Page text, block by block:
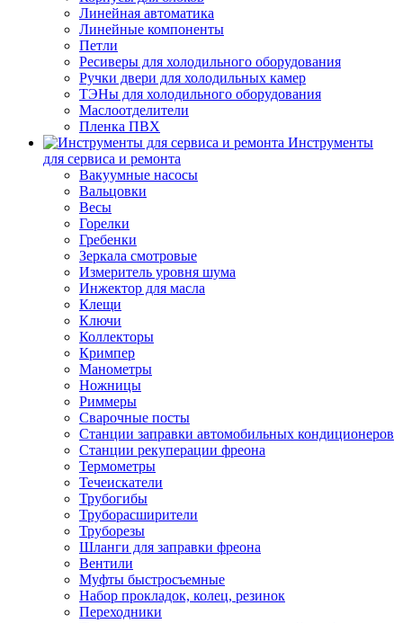
Линейная автоматика
Линейные компоненты
Петли
Ресиверы для холодильного оборудования
Ручки двери для холодильных камер
ТЭНы для холодильного оборудования
Маслоотделители
Пленка ПВХ
Инструменты
для сервиса и ремонта
Вакуумные насосы
Вальцовки
Весы
Горелки
Гребенки
Зеркала смотровые
Измеритель уровня шума
Инжектор для масла
Клещи
Ключи
Коллекторы
Кримпер
Манометры
Ножницы
Риммеры
Сварочные посты
Станции заправки автомобильных кондиционеров
Станции рекуперации фреона
Термометры
Течеискатели
Трубогибы
Труборасширители
Труборезы
Шланги для заправки фреона
Вентили
Муфты быстросъемные
Набор прокладок, колец, резинок
Переходники